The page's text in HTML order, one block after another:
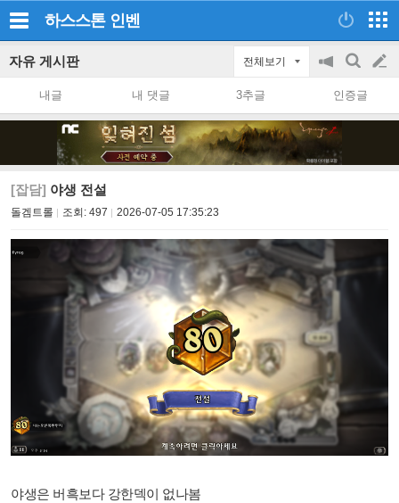
하스스톤 인벤
자유 게시판 전체보기
공
on/off
검
색
글
쓰
내글 내 댓글 3추글 인증글
[잡담] 야생 전설
돌겜트롤 조회: 497 2026-07-05 17:35:23
야생은 버흑보다 강한덱이 없나봄